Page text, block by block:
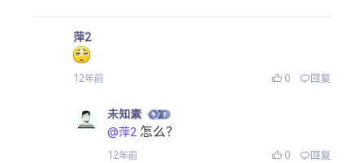
萍2
12年前 0 回复
未知素
@萍2 怎么？
12年前 0 回复